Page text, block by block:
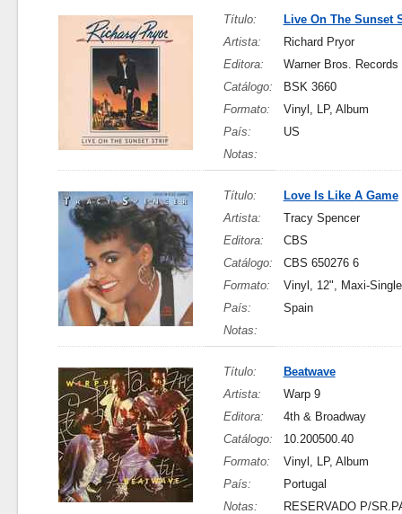
Título:
Live On The Sunset
Artista:
Richard Pryor
Editora:
Warner Bros. Records
Catálogo:
BSK 3660
Formato:
Vinyl, LP, Album
País:
US
Notas:
Título:
Love Is Like A Game
Artista:
Tracy Spencer
Editora:
CBS
Catálogo:
CBS 650276 6
Formato:
Vinyl, 12", Maxi-
País:
Spain
Notas:
Título:
Beatwave
Artista:
Warp 9
Editora:
4th & Broadway
Catálogo:
10.200500.40
Formato:
Vinyl, LP, Album
País:
Portugal
Notas:
RESERVADO P/